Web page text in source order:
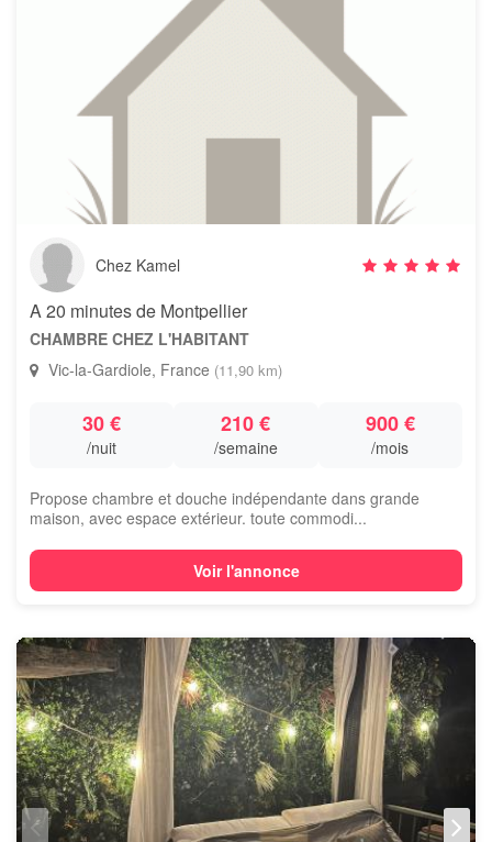
Chez Kamel
A 20 minutes de Montpellier
CHAMBRE CHEZ L'HABITANT
Vic-la-Gardiole, France (11,90 km)
30 €
/nuit
210 €
/semaine
900 €
/mois
Propose chambre et douche indépendante dans grande
maison, avec espace extérieur. toute commodi...
Voir l'annonce